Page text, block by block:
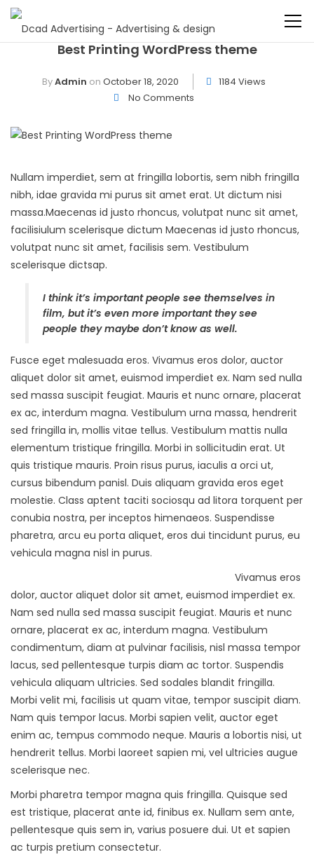
Best Printing WordPress theme
ByAdmin on October 18, 2020
1184 Views
No Comments
Nullam imperdiet, sem at fringilla lobortis, sem nibh fringilla
nibh, idae gravida mi purus sit amet erat. Ut dictum nisi
massa.Maecenas id justo rhoncus, volutpat nunc sit amet,
facilisiulum scelerisque dictum Maecenas id justo rhoncus,
volutpat nunc sit amet, facilisis sem. Vestibulum
scelerisque dictsap.
I think it’s important people see themselves in
film, but it’s even more important they see
people they maybe don’t know as well.
Fusce eget malesuada eros. Vivamus eros dolor, auctor
aliquet dolor sit amet, euismod imperdiet ex. Nam sed nulla
sed massa suscipit feugiat. Mauris et nunc ornare, placerat
ex ac, interdum magna. Vestibulum urna massa, hendrerit
sed fringilla in, mollis vitae tellus. Vestibulum mattis nulla
elementum tristique fringilla. Morbi in sollicitudin erat. Ut
quis tristique mauris. Proin risus purus, iaculis a orci ut,
cursus bibendum panisl. Duis aliquam gravida eros eget
molestie. Class aptent taciti sociosqu ad litora torquent per
conubia nostra, per inceptos himenaeos. Suspendisse
pharetra, arcu eu porta aliquet, eros dui tincidunt purus, eu
vehicula magna nisl in purus.
Vivamus eros
dolor, auctor aliquet dolor sit amet, euismod imperdiet ex.
Nam sed nulla sed massa suscipit feugiat. Mauris et nunc
ornare, placerat ex ac, interdum magna. Vestibulum
condimentum, diam at pulvinar facilisis, nisl massa tempor
lacus, sed pellentesque turpis diam ac tortor. Suspendis
vehicula aliquam ultricies. Sed sodales blandit fringilla.
Morbi velit mi, facilisis ut quam vitae, tempor suscipit diam.
Nam quis tempor lacus. Morbi sapien velit, auctor eget
enim ac, tempus commodo neque. Mauris a lobortis nisi, ut
hendrerit tellus. Morbi laoreet sapien mi, vel ultricies augue
scelerisque nec.
Morbi pharetra tempor magna quis fringilla. Quisque sed
est tristique, placerat ante id, finibus ex. Nullam sem ante,
pellentesque quis sem in, varius posuere dui. Ut et sapien
ac turpis pretium consectetur.